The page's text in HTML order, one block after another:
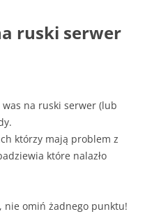
ruski serwer
na ruski serwer (lub
którzy mają problem z
które nalazło
nie omiń żadnego punktu!